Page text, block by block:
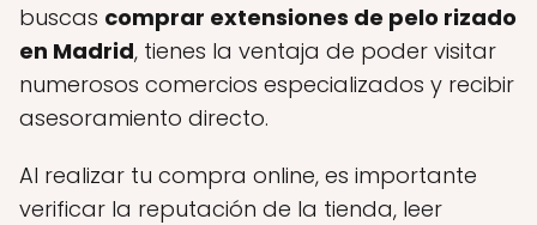
buscas comprar extensiones de pelo rizado
en Madrid, tienes la ventaja de poder visitar
numerosos comercios especializados y recibir
asesoramiento directo.
Al realizar tu compra online, es importante
verificar la reputación de la tienda, leer